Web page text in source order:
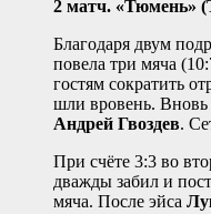
2 матч. «Тюмень»
Благодаря двум
повела три мяча
гостям сократить
шли вровень. Вновь
Андрей Гвоздев.
При счёте 3:3 во
дважды забил и
мяча. После эйса